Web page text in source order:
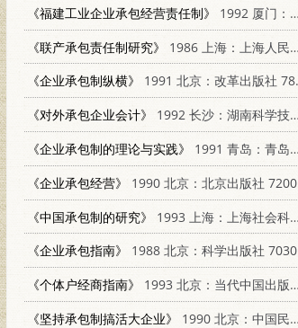
《福建工业企业承包经营责任制》
1992 厦门：厦门大学出版社 7561505167
《联产承包责任制研究》
1986 上海：上海人民出版社 4074·602
《企业承包制纵横》
1991 北京：改革出版社 7800722902
《对外承包企业会计》
1992 长沙：湖南科学技术出版社 7535710247
《企业承包制的理论与实践》
1991 青岛：青岛海洋大学出版社 7810261916
《企业承包经营》
1990 北京：北京出版社 7200009083
《中国承包制的研究》
1993 上海：上海社会科学院出版社 7805158274
《企业承包指南》
1988 北京：科学出版社 7030006658
《个体户经商指南》
1993 北京：当代中国出版社 7800921115
《坚持承包制搞活大企业》
1990 北京：中国民主法制出版社 7800780155